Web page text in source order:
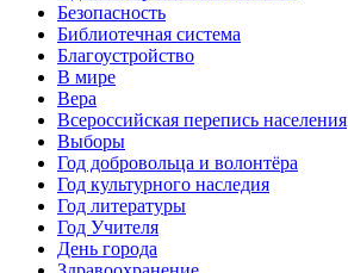
Безопасность
Библиотечная система
Благоустройство
В мире
Вера
Всероссийская перепись населения
Выборы
Год добровольца и волонтёра
Год культурного наследия
Год литературы
Год Учителя
День города